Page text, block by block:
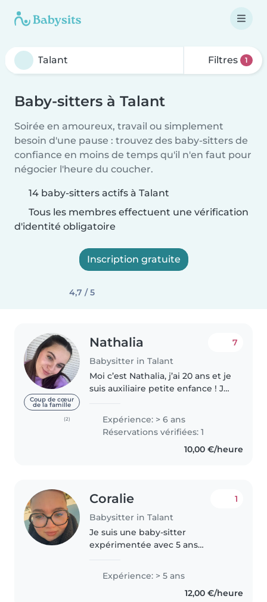
Filtres 1
Baby-sitters à Talant
Soirée en amoureux, travail ou simplement
besoin d'une pause : trouvez des baby-sitters de
confiance en moins de temps qu'il n'en faut pour
négocier l'heure du coucher.
14 baby-sitters actifs à Talant
Tous les membres effectuent une vérification
d'identité obligatoire
Inscription gratuite
4,7 / 5
Coup de cœur
de la famille
(2)
Nathalia
Babysitter in Talant
7
Moi c’est Nathalia, j’ai 20 ans et je
suis auxiliaire petite enfance ! Je
enfance que j’ai réalisé en
alternance au sein d’une micro
crèche. J’ai beaucoup..
Expérience: > 6 ans
Réservations vérifiées: 1
10,00 €/heure
Coralie
Babysitter in Talant
1
Je suis une baby-sitter
expérimentée avec 5 ans
adolescents. Calme, enthousiaste
et responsable, je suis certifiée
Expérience: > 5 ans
12,00 €/heure